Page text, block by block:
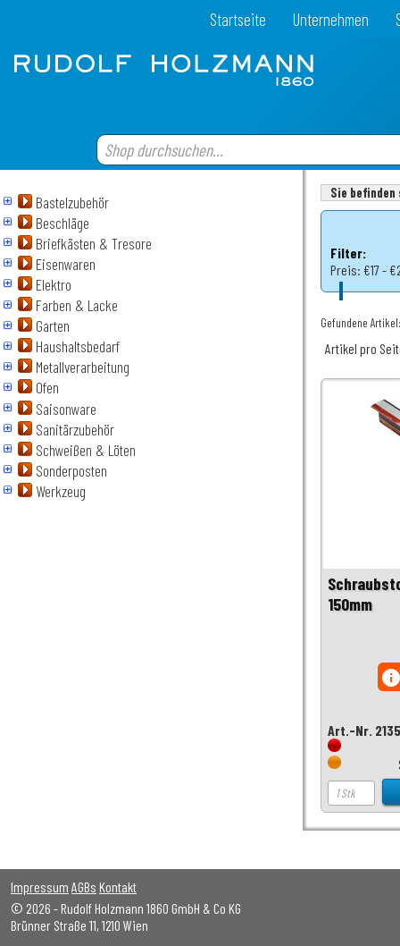
Startseite Unternehmen
Bastelzubehör
Beschläge
Briefkästen & Tresore
Eisenwaren
Elektro
Farben & Lacke
Garten
Haushaltsbedarf
Metallverarbeitung
Ofen
Saisonware
Sanitärzubehör
Schweißen & Löten
Sonderposten
Werkzeug
Sie
Filter:
Preis: €17 -
Gefundene
Artikel pro
150mm
Art.-Nr.
Impressum AGBs Kontakt
© 2026 - Rudolf Holzmann 1860 GmbH & Co KG
Brünner Straße 11, 1210 Wien